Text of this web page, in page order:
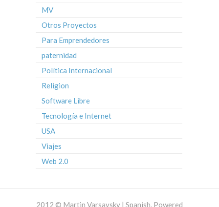
MV
Otros Proyectos
Para Emprendedores
paternidad
Política Internacional
Religion
Software Libre
Tecnología e Internet
USA
Viajes
Web 2.0
2012 © Martin Varsavsky | Spanish. Powered